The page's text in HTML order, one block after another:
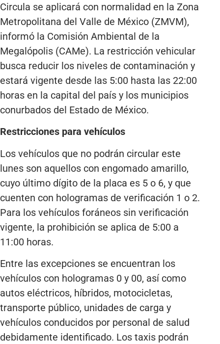
Circula se aplicará con normalidad en la Zona
Metropolitana del Valle de México (ZMVM),
informó la Comisión Ambiental de la
Megalópolis (CAMe). La restricción vehicular
busca reducir los niveles de contaminación y
estará vigente desde las 5:00 hasta las 22:00
horas en la capital del país y los municipios
conurbados del Estado de México.
Restricciones para vehículos
Los vehículos que no podrán circular este
lunes son aquellos con engomado amarillo,
cuyo último dígito de la placa es 5 o 6, y que
cuenten con hologramas de verificación 1 o 2.
Para los vehículos foráneos sin verificación
vigente, la prohibición se aplica de 5:00 a
11:00 horas.
Entre las excepciones se encuentran los
vehículos con hologramas 0 y 00, así como
autos eléctricos, híbridos, motocicletas,
transporte público, unidades de carga y
vehículos conducidos por personal de salud
debidamente identificado. Los taxis podrán